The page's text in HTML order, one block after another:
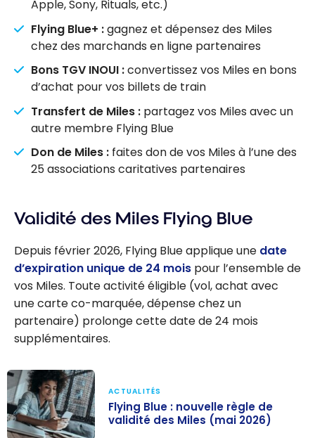
Apple, Sony, Rituals, etc.)
Flying Blue+ :gagnez et dépensez des Miles
chez des marchands en ligne partenaires
Bons TGV INOUI :convertissez vos Miles en bons
d’achat pour vos billets de train
Transfert de Miles : partagez vos Miles avec un
autre membre Flying Blue
Don de Miles : faites don de vos Miles à l’une des
25 associations caritatives partenaires
Validité des Miles Flying Blue
Depuis février 2026, Flying Blue applique une date
d’expiration unique de 24 mois pour l’ensemble de
vos Miles. Toute activité éligible (vol, achat avec
une carte co-marquée, dépense chez un
partenaire) prolonge cette date de 24 mois
supplémentaires.
ACTUALITÉS
Flying Blue : nouvelle règle de
validité des Miles (mai 2026)